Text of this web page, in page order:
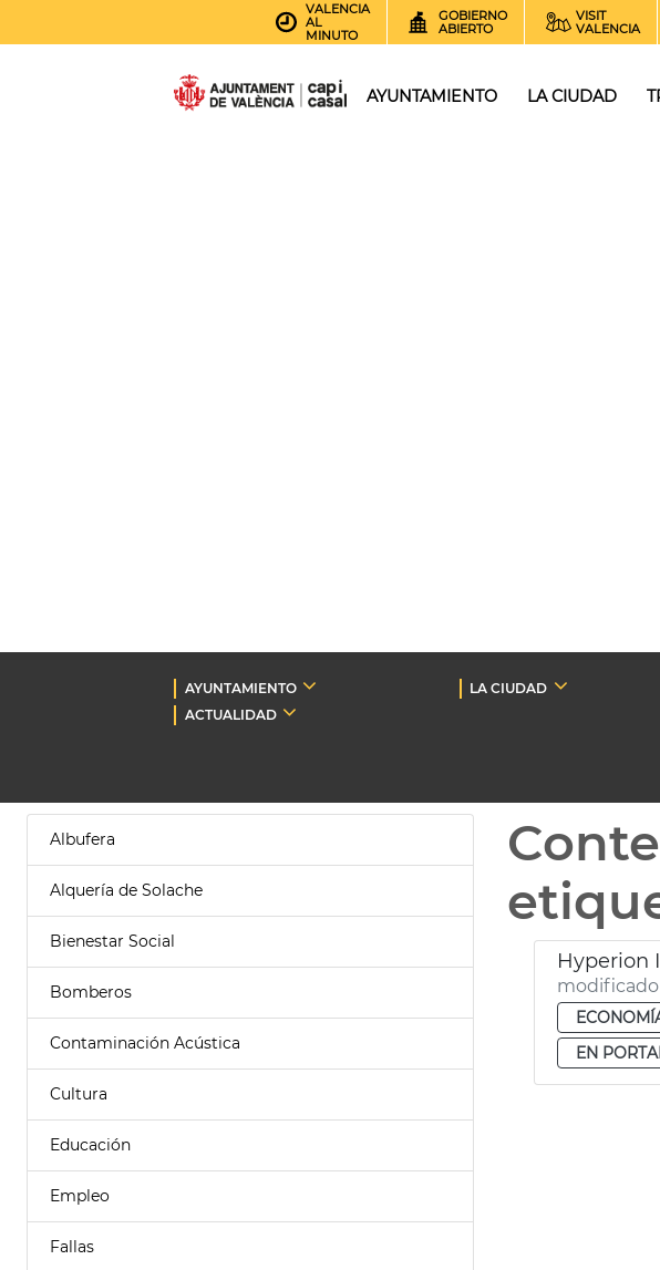
VALENCIA
AL
MINUTO
GOBIERNO
ABIERTO
VISIT
VALENCIA
AYUNTAMIENTO LA CIUDAD
AYUNTAMIENTO LA CIUDAD
ACTUALIDAD
Albufera
Alquería de Solache
Bienestar Social
Bomberos
Contaminación Acústica
Cultura
Educación
Empleo
Fallas
Hyperion
EN